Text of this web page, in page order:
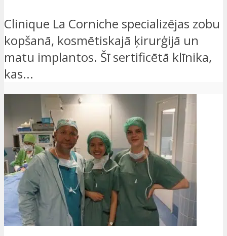
Clinique La Corniche specializējas zobu
kopšanā, kosmētiskajā ķirurģijā un
matu implantos. Šī sertificētā klīnika,
kas...